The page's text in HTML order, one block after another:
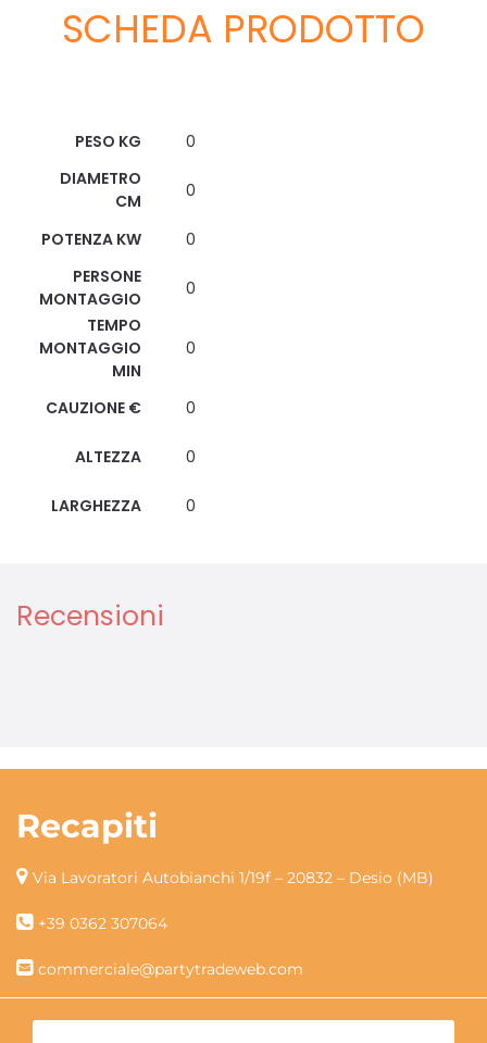
SCHEDA PRODOTTO
PESO KG
0
DIAMETRO
CM
0
POTENZA KW
0
PERSONE
MONTAGGIO
0
TEMPO
MONTAGGIO
MIN
0
CAUZIONE € 0
ALTEZZA 0
LARGHEZZA 0
Recensioni
Recapiti
Via Lavoratori Autobianchi 1/19f – 20832 – Desio (MB)
+39 0362 307064
commerciale@partytradeweb.com